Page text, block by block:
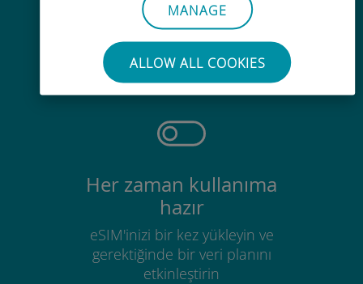
MANAGE
ALLOW ALL COOKIES
Zahmetsiz
Mevcut SIM kartınızı çıkarmanıza
gerek yok
Her zaman kullanıma
hazır
eSIM'inizi bir kez yükleyin ve
gerektiğinde bir veri planını
etkinleştirin